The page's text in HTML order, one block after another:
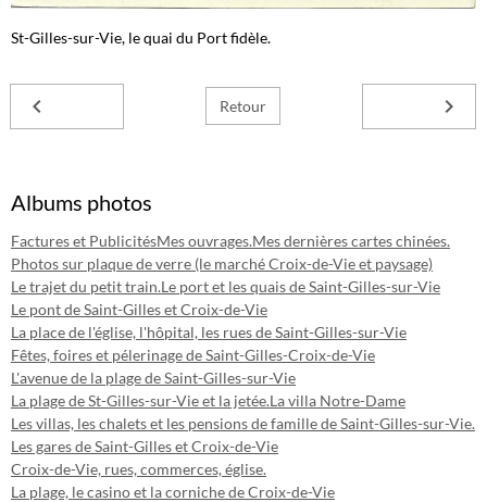
St-Gilles-sur-Vie, le quai du Port fidèle.
Retour
Albums photos
Factures et PublicitésMes ouvrages.Mes dernières cartes chinées.
Photos sur plaque de verre (le marché Croix-de-Vie et paysage)
Le trajet du petit train.Le port et les quais de Saint-Gilles-sur-Vie
Le pont de Saint-Gilles et Croix-de-Vie
La place de l'église, l'hôpital, les rues de Saint-Gilles-sur-Vie
Fêtes, foires et pélerinage de Saint-Gilles-Croix-de-Vie
L'avenue de la plage de Saint-Gilles-sur-Vie
La plage de St-Gilles-sur-Vie et la jetée.La villa Notre-Dame
Les villas, les chalets et les pensions de famille de Saint-Gilles-sur-Vie.
Les gares de Saint-Gilles et Croix-de-Vie
Croix-de-Vie, rues, commerces, église.
La plage, le casino et la corniche de Croix-de-Vie